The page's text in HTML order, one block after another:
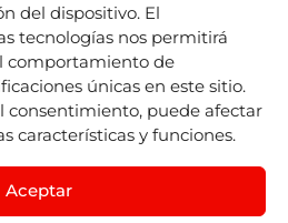
del dispositivo. El
tecnologías nos permitirá
comportamiento de
únicas en este sitio.
consentimiento, puede afectar
características y funciones.
Aceptar